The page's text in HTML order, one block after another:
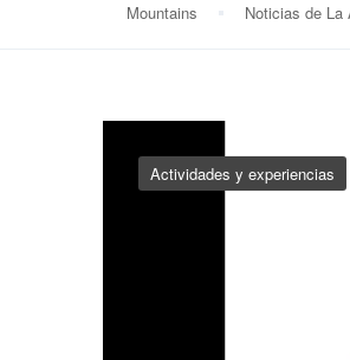
Mountains
Noticias de La
Actividades y experiencias